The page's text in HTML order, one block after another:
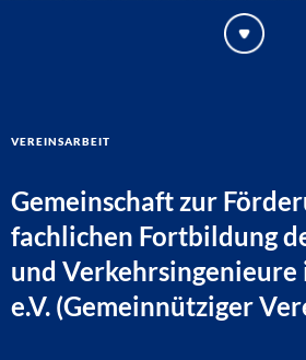
Vereinsarbeit
Gemeinschaft zur
fachlichen Fortbildung
und Verkehrsingenieure
e.V. (Gemeinnütziger